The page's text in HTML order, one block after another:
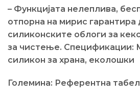
– Функцијата нелеплива,
отпорна на мирис гарантира
силиконските облоги за
за чистење. Спецификации:
силикон за храна, еколошки
Големина: Референтна